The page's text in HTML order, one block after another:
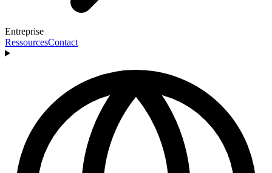
Entreprise
RessourcesContact